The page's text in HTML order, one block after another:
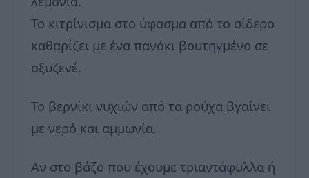
Το κιτρίνισμα στο ύφασμα από το σίδερο
καθαρίζει με ένα πανάκι βουτηγμένο σε
οξυζενέ.
Το βερνίκι νυχιών από τα ρούχα βγαίνει
με νερό και αμμωνία.
Αν στο βάζο που έχουμε τριαντάφυλλα ή